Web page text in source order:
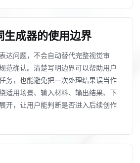
生成器的使用边界
达问题，不会自动替代完整视觉审
范确认。清楚写明边界可以帮助用户
务，也能避免把一次处理结果误当作
适用场景、输入材料、输出结果、下
开，让用户能判断是否进入后续创作